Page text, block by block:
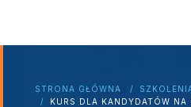
STRONA GŁÓWNA
KURS DLA KANDYDATÓW